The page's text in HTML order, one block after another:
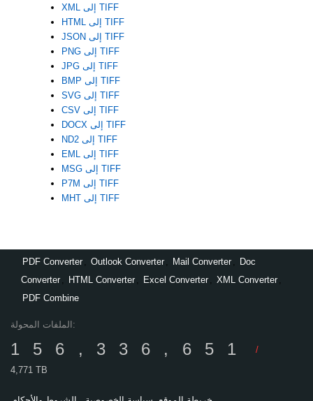
XML إلى TIFF
HTML إلى TIFF
JSON إلى TIFF
PNG إلى TIFF
JPG إلى TIFF
BMP إلى TIFF
SVG إلى TIFF
CSV إلى TIFF
DOCX إلى TIFF
ND2 إلى TIFF
EML إلى TIFF
MSG إلى TIFF
P7M إلى TIFF
MHT إلى TIFF
PDF Converter Outlook Converter Mail Converter
Doc
Converter
HTML Converter Excel Converter XML Converter
PDF Combine
الملفات المحولة:
156,336,651
/
4,771 TB